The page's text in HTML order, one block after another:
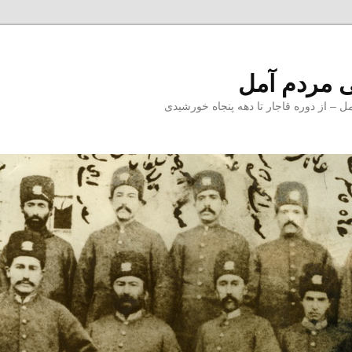
مردم آمل
از دوره قاجار تا دهه پنجاه خورشیدی